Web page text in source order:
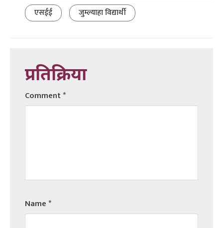
एसईई
जुम्ल्याहा विद्यार्थी
प्रतिक्रिया
Comment*
Name*